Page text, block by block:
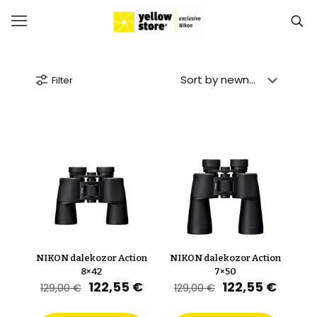
Filter
NIKON dalekozor Action
8×42
129,00€ Izvorna
bila
122,55 €Trenutna
NIKON dalekozor Action
7×50
129,00€ Izvorna
bila
122,55 €